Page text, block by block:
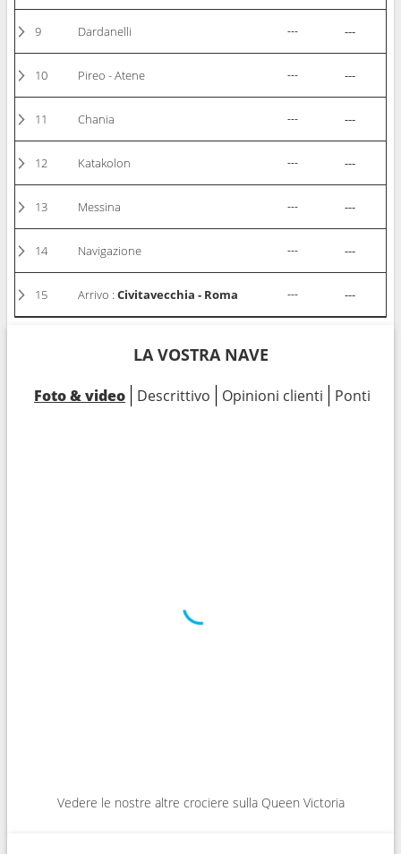
9 Dardanelli --- ---
10 Pireo - Atene --- ---
11 Chania --- ---
12 Katakolon --- ---
13 Messina --- ---
14 Navigazione --- ---
15 Arrivo :Civitavecchia - Roma --- ---
LA VOSTRA NAVE
Foto & video Descrittivo Opinioni clienti Ponti
Vedere le nostre altre crociere sulla Queen Victoria